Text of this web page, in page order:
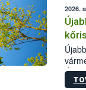
2026.